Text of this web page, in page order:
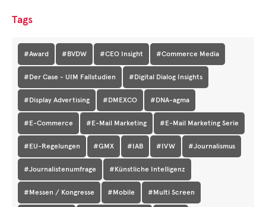
Tags
#Award #BVDW #CEO Insight #Commerce Media
#Der Case - UIM Fallstudien #Digital Dialog Insights
#Display Advertising #DMEXCO #DNA-agma
#E-Commerce #E-Mail Marketing #E-Mail Marketing Serie
#EU-Regelungen #GMX #IAB #IVW #Journalismus
#Journalistenumfrage #Künstliche Intelligenz
#Messen / Kongresse #Mobile #Multi Screen